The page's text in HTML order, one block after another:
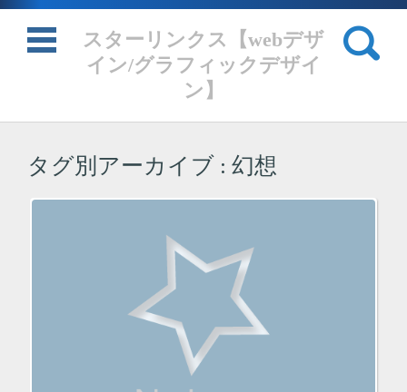
スターリンクス【webデザ
イン/グラフィックデザイ
ン】
検索:
コンテンツに移動
タグ別アーカイブ : 幻想